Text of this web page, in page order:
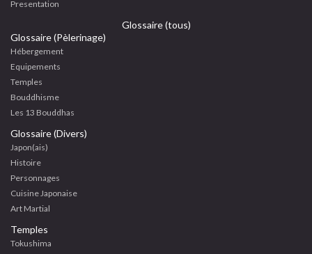
Presentation
Glossaire (tous)
Glossaire (Pèlerinage)
Hébergement
Equipements
Temples
Bouddhisme
Les 13 Bouddhas
Glossaire (Divers)
Japon(ais)
Histoire
Personnages
Cuisine Japonaise
Art Martial
Temples
Tokushima